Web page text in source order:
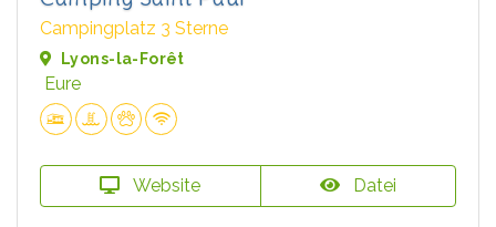
Campingplatz 3 Sterne
Lyons-la-Forêt
Eure
Website Datei